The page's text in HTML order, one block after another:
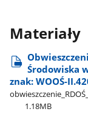
Materiały
Środowiska
znak: WOOŚ-
1.18MB